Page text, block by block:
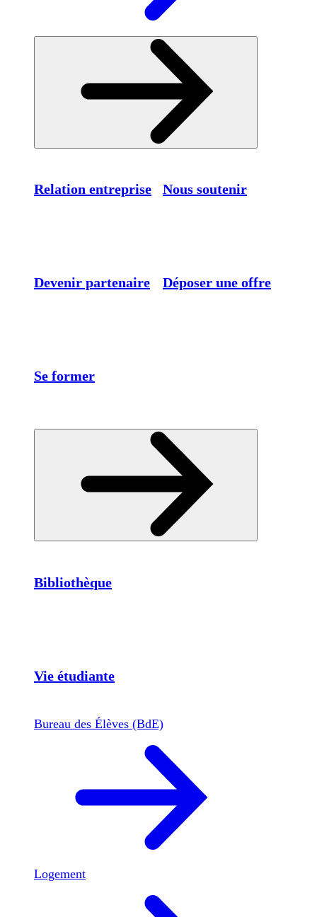
Relation entreprise Nous soutenir
Devenir partenaire Déposer une offre
Se former
Bibliothèque
Vie étudiante
Bureau des Élèves (BdE)
Logement